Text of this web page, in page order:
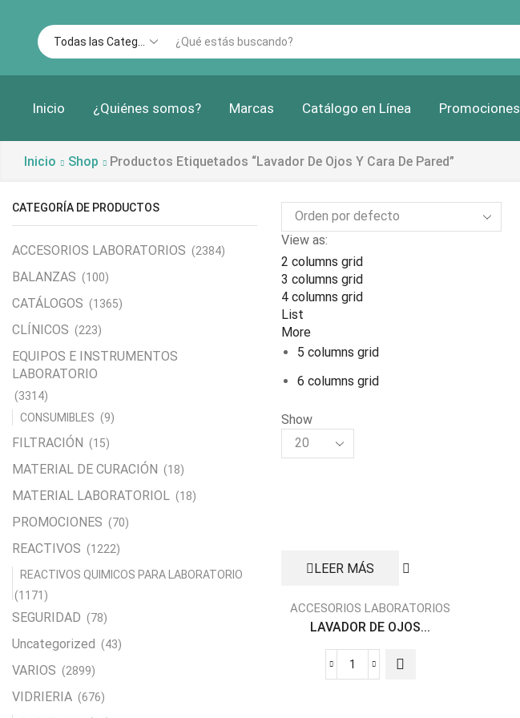
Inicio ¿Quiénes somos? Marcas Catálogo en Línea Promociones
Inicio Shop Productos Etiquetados “lavador De Ojos Y Cara De Pared”
View as:
2 columns grid
3 columns grid
4 columns grid
List
More
5 columns grid
6 columns grid
Show
Products
per
LEER MÁS
ACCESORIOS LABORATORIOS
LAVADOR DE OJOS...
LAVADOR
CATEGORÍA DE PRODUCTOS
ACCESORIOS LABORATORIOS (2384)
BALANZAS (100)
CATÁLOGOS (1365)
CLÍNICOS (223)
EQUIPOS E INSTRUMENTOS
LABORATORIO
(3314)
CONSUMIBLES (9)
FILTRACIÓN (15)
MATERIAL DE CURACIÓN (18)
MATERIAL LABORATORIOL (18)
PROMOCIONES (70)
REACTIVOS (1222)
REACTIVOS QUIMICOS PARA LABORATORIO
(1171)
SEGURIDAD (78)
Uncategorized (43)
VARIOS (2899)
VIDRIERIA (676)